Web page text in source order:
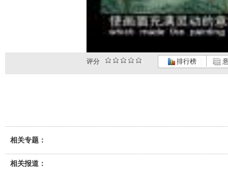
评分 排行榜
相关专题：
相关报道：